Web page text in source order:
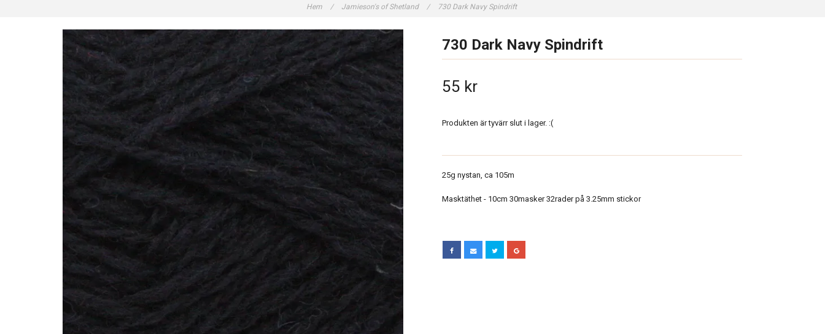
Hem / Jamieson's of Shetland / 730 Dark Navy Spindrift
730 Dark Navy Spindrift
55 kr
Produkten är tyvärr slut i lager. :(
25g nystan, ca 105m
Masktäthet - 10cm 30masker 32rader på 3.25mm stickor